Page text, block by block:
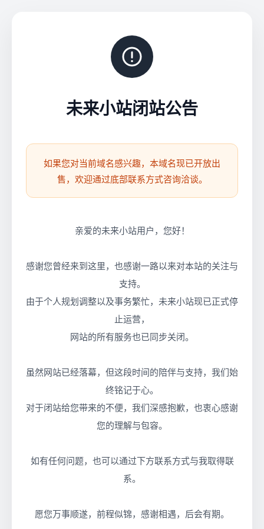
未来小站闭站公告
如果您对当前域名感兴趣，本域名现已开放出
售，欢迎通过底部联系方式咨询洽谈。
亲爱的未来小站用户，您好！
感谢您曾经来到这里，也感谢一路以来对本站的关注与
支持。
由于个人规划调整以及事务繁忙，未来小站现已正式停
止运营，
网站的所有服务也已同步关闭。
虽然网站已经落幕，但这段时间的陪伴与支持，我们始
终铭记于心。
对于闭站给您带来的不便，我们深感抱歉，也衷心感谢
您的理解与包容。
如有任何问题，也可以通过下方联系方式与我取得联
系。
愿您万事顺遂，前程似锦，感谢相遇，后会有期。